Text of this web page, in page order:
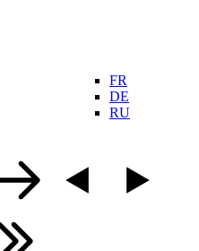
FR
DE
RU